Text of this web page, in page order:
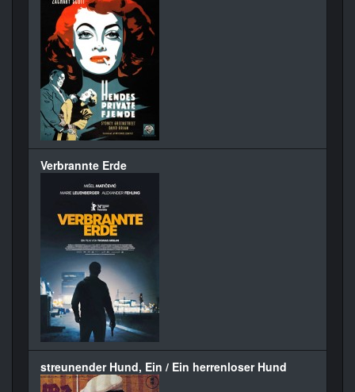
Verbrannte Erde
streunender Hund, Ein / Ein herrenloser Hund